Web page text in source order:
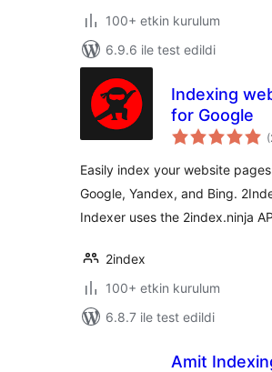
100+ etkin kurulum
6.9.6 ile test edildi
Indexing
for Google
Easily index your website
Google, Yandex, and Bing.
Indexer uses the 2index.ninja
2index
100+ etkin kurulum
6.8.7 ile test edildi
Amit